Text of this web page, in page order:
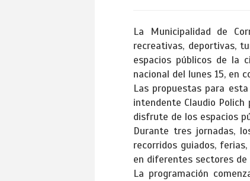
La Municipalidad de
recreativas, deportivas,
espacios públicos de la
nacional del lunes 15, en
Las propuestas para
intendente Claudio
disfrute de los espacios
Durante tres jornadas,
recorridos guiados,
en diferentes sectores de
La programación